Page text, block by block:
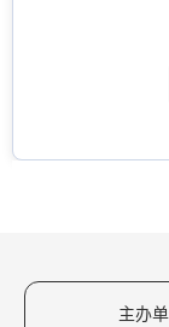
主办